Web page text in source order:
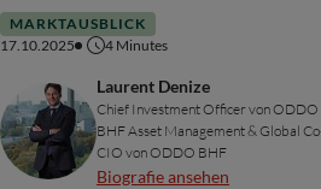
MARKTAUSBLICK
17.10.2025
4 Minutes
Laurent Denize
Chief Investment Officer von ODDO
BHF Asset Management & Global
CIO von ODDO BHF
Biografie ansehen